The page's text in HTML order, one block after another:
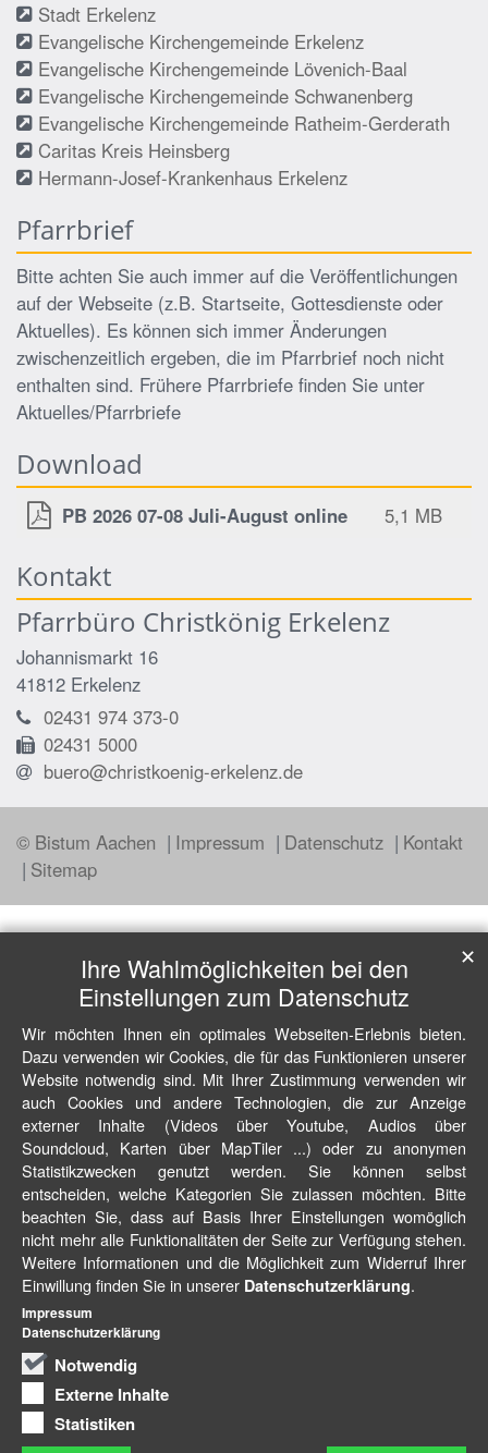
Stadt Erkelenz
Evangelische Kirchengemeinde Erkelenz
Evangelische Kirchengemeinde Lövenich-Baal
Evangelische Kirchengemeinde Schwanenberg
Evangelische Kirchengemeinde Ratheim-Gerderath
Caritas Kreis Heinsberg
Hermann-Josef-Krankenhaus Erkelenz
Pfarrbrief
Bitte achten Sie auch immer auf die Veröffentlichungen
auf der Webseite (z.B. Startseite, Gottesdienste oder
Aktuelles). Es können sich immer Änderungen
zwischenzeitlich ergeben, die im Pfarrbrief noch nicht
enthalten sind. Frühere Pfarrbriefe finden Sie unter
Aktuelles/Pfarrbriefe
Download
PB 2026 07-08 Juli-August online 5,1 MB
Kontakt
Pfarrbüro Christkönig Erkelenz
Johannismarkt 16
41812 Erkelenz
02431 974 373-0
02431 5000
buero@christkoenig-erkelenz.de
© Bistum Aachen Impressum Datenschutz
Kontakt
Sitemap
Ihre Wahlmöglichkeiten bei den
Einstellungen zum Datenschutz
Wir möchten Ihnen ein optimales Webseiten-Erlebnis bieten.
Dazu verwenden wir Cookies, die für das Funktionieren unserer
Website notwendig sind. Mit Ihrer Zustimmung verwenden wir
auch Cookies und andere Technologien, die zur Anzeige
externer Inhalte (Videos über Youtube, Audios über
Soundcloud, Karten über MapTiler ...) oder zu anonymen
Statistikzwecken genutzt werden. Sie können selbst
entscheiden, welche Kategorien Sie zulassen möchten. Bitte
beachten Sie, dass auf Basis Ihrer Einstellungen womöglich
nicht mehr alle Funktionalitäten der Seite zur Verfügung stehen.
Weitere Informationen und die Möglichkeit zum Widerruf Ihrer
Einwillung finden Sie in unserer Datenschutzerklärung.
Notwendig
Externe Inhalte
Statistiken
✕
Impressum
Datenschutzerklärung